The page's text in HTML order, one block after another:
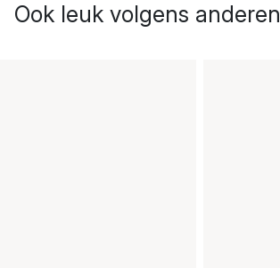
Ook leuk volgens anderen